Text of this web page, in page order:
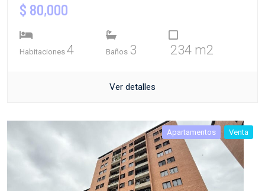
$ 80,000
Habitaciones 4 Baños 3 234 m2
Ver detalles
Apartamentos Venta